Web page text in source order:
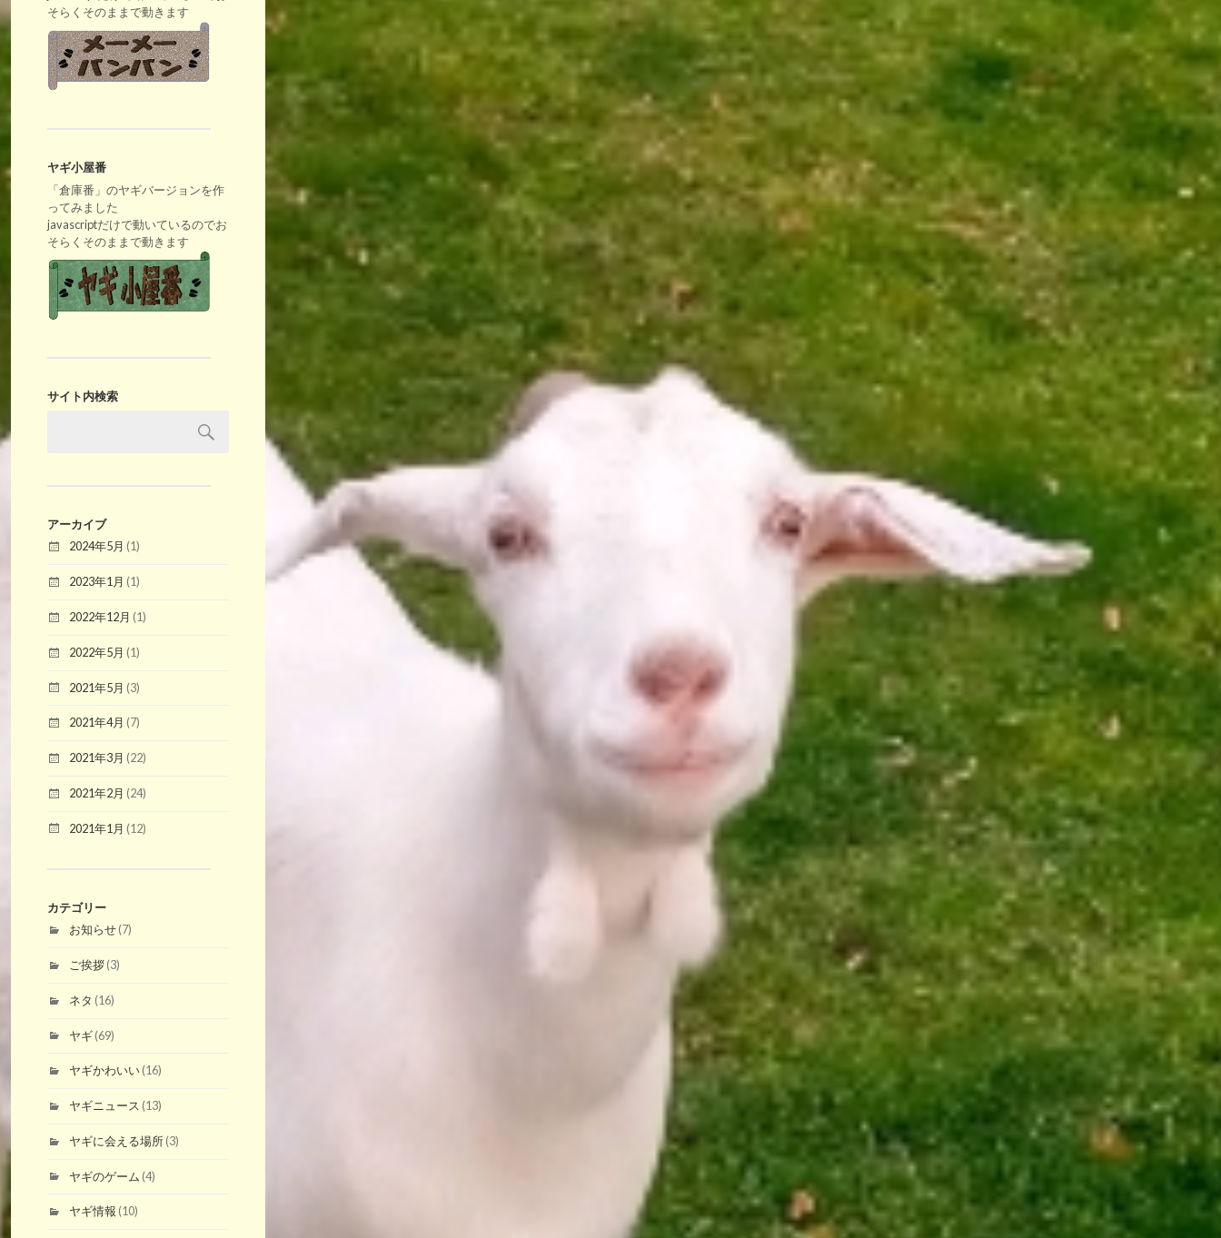
そらくそのままで動きます
ヤギ小屋番
「倉庫番」のヤギバージョンを作
ってみました
javascriptだけで動いているのでお
そらくそのままで動きます
サイト内検索
アーカイブ
2024年5月 (1)
2023年1月 (1)
2022年12月 (1)
2022年5月 (1)
2021年5月 (3)
2021年4月 (7)
2021年3月 (22)
2021年2月 (24)
2021年1月 (12)
カテゴリー
お知らせ(7)
ご挨拶(3)
ネタ (16)
ヤギ(69)
ヤギかわいい(16)
ヤギニュース (13)
ヤギに会える場所(3)
ヤギのゲーム (4)
ヤギ情報 (10)